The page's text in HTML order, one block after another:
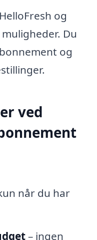
og
Du
og
ved
når du har
– ingen